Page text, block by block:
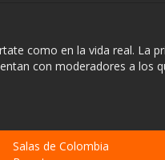
como en la vida real. La
con moderadores a los
Salas de Colombia